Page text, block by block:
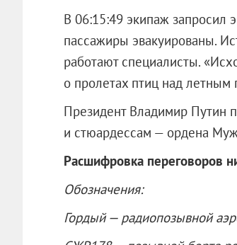
В 06:15:49 экипаж запросил
пассажиры эвакуированы.
работают специалисты.
о пролетах птиц над
Президент Владимир Путин
и стюардессам — ордена
Расшифровка переговоров
Обозначения:
Гордый — радиопозывной